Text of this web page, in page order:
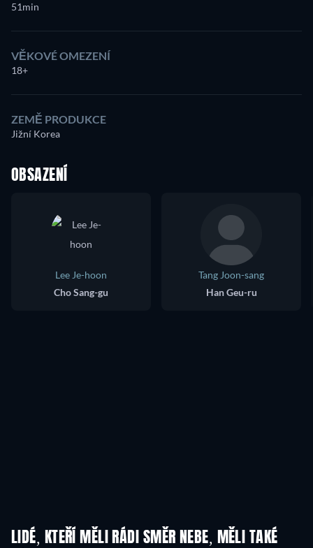
51min
VĚKOVÉ OMEZENÍ
18+
ZEMĚ PRODUKCE
Jižní Korea
OBSAZENÍ
Lee Je-hoon
Cho Sang-gu
Tang Joon-sang
Han Geu-ru
LIDÉ, KTEŘÍ MĚLI RÁDI SMĚR NEBE, MĚLI TAKÉ